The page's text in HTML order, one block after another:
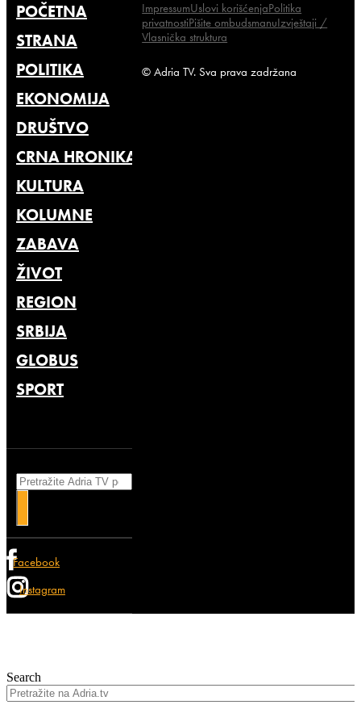
POČETNA
STRANA
POLITIKA
EKONOMIJA
DRUŠTVO
CRNA HRONIKA
KULTURA
KOLUMNE
ZABAVA
ŽIVOT
REGION
SRBIJA
GLOBUS
SPORT
Facebook
Instagram
ImpressumUslovi korišćenjaPolitika
privatnostiPišite ombudsmanuIzvještaji /
Vlasnička struktura
© Adria TV. Sva prava zadržana
Search